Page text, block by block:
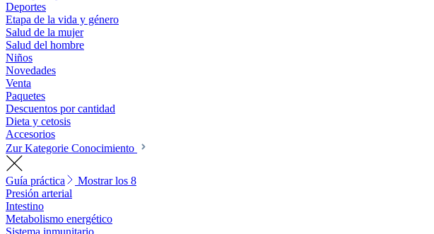
Deportes
Etapa de la vida y género
Salud de la mujer
Salud del hombre
Niños
Novedades
Venta
Paquetes
Descuentos por cantidad
Dieta y cetosis
Accesorios
Zur Kategorie Conocimiento
Guía práctica
Mostrar los 8
Presión arterial
Intestino
Metabolismo energético